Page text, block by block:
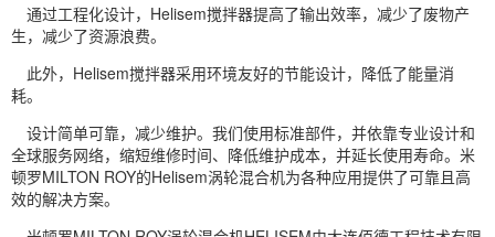
通过工程化设计，Helisem搅拌器提高了输出效率，减少了废物产
生，减少了资源浪费。
此外，Helisem搅拌器采用环境友好的节能设计，降低了能量消
耗。
设计简单可靠，减少维护。我们使用标准部件，并依靠专业设计和
全球服务网络，缩短维修时间、降低维护成本，并延长使用寿命。米
顿罗MILTON ROY的Helisem涡轮混合机为各种应用提供了可靠且高
效的解决方案。